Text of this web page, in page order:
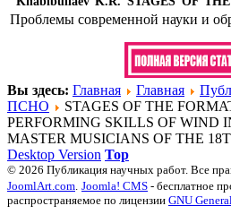
Проблемы современной науки и
Вы здесь: Главная Главная
ПСНО
STAGES OF THE
PERFORMING SKILLS OF WIND
MASTER MUSICIANS OF THE
Desktop Version Top
© 2026 Публикация научных работ. Все
JoomlArt.com Joomla! CMS - бесплатное
распространяемое по лицензии GNU